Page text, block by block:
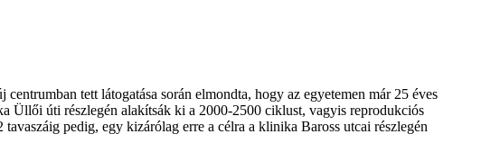
tett látogatása során elmondta, hogy az egyetemen már 25 éves
Üllői úti részlegén alakítsák ki a 2000-2500 ciklust, vagyis reprodukciós
pedig, egy kizárólag erre a célra a klinika Baross utcai részlegén